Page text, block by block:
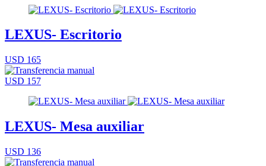
LEXUS- Escritorio
USD 165
USD 157
LEXUS- Mesa auxiliar
USD 136